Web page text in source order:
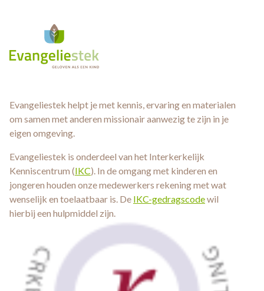
Evangeliestek helpt je met kennis, ervaring en materialen
om samen met anderen missionair aanwezig te zijn in je
eigen omgeving.
Evangeliestek is onderdeel van het Interkerkelijk
Kenniscentrum (IKC). In de omgang met kinderen en
jongeren houden onze medewerkers rekening met wat
wenselijk en toelaatbaar is. De IKC-gedragscodewil
hierbij een hulpmiddel zijn.